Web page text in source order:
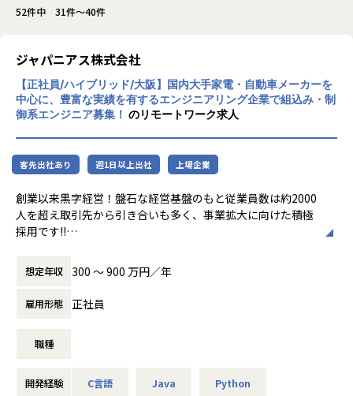
52件中 31件～40件
ジャパニアス株式会社
【正社員/ハイブリッド/大阪】国内大手家電・自動車メーカーを
中心に、豊富な実績を有するエンジニアリング企業で組込み・制
御系エンジニア募集！ のリモートワーク求人
客先出社あり 週1日以上出社 上場企業
創業以来黒字経営！盤石な経営基盤のもと従業員数は約2000
人を超え取引先から引き合いも多く、事業拡大に向けた積極
採用です!!
ご志向／ご希望に応じて、プロジェクトを決定しますので、
是非面接でお話しください！
◆取引業界
・ システム要件定義・設計（上流）SE
想定年収 300 〜 900 万円／年
雇用形態 正社員
職種
開発経験 C言語 Java Python